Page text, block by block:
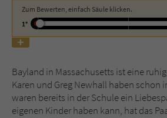
Zum Bewerten, einfach Säule klicken.
1°
Bayland in Massachusetts ist eine
Karen und Greg Newhall haben schon
waren bereits in der Schule ein
eigenen Kinder haben kann, hat das
Name tx_pwcomments_ahash
Laufzeit 1 Jahr
Zweck Cookie für Kommentare